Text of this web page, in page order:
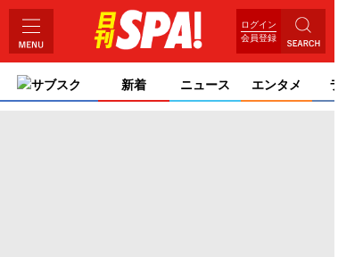
ログイン
会員登録
サブスク 新着 ニュース エンタメ